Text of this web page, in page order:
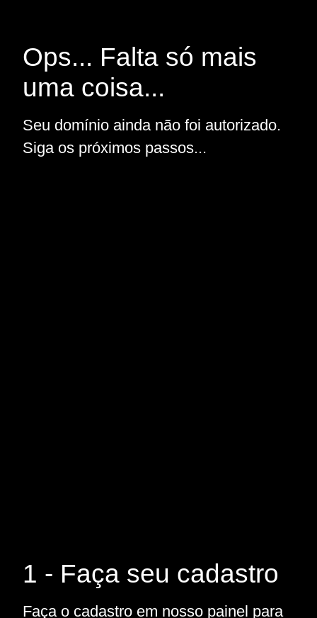
Ops... Falta só mais
uma coisa...
Seu domínio ainda não foi autorizado.
Siga os próximos passos...
1 - Faça seu cadastro
Faça o cadastro em nosso painel para